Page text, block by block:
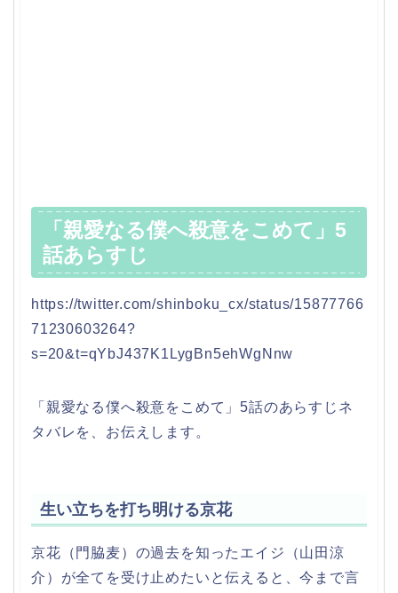
「親愛なる僕へ殺意をこめて」5
話あらすじ
https://twitter.com/shinboku_cx/status/15877766
71230603264?
s=20&t=qYbJ437K1LygBn5ehWgNnw
「親愛なる僕へ殺意をこめて」5話のあらすじネ
タバレを、お伝えします。
生い立ちを打ち明ける京花
京花（門脇麦）の過去を知ったエイジ（山田涼
介）が全てを受け止めたいと伝えると、今まで言